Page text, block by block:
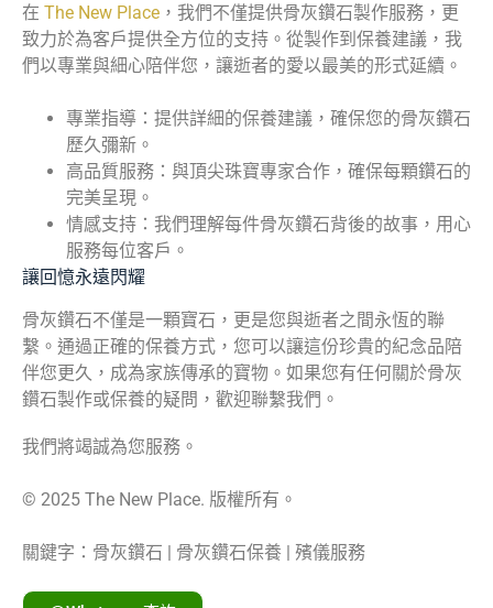
在 The New Place ，我們不僅提供骨灰鑽石製作服務，更
致力於為客戶提供全方位的支持。從製作到保養建議，我
們以專業與細心陪伴您，讓逝者的愛以最美的形式延續。
專業指導：提供詳細的保養建議，確保您的骨灰鑽石
歷久彌新。
高品質服務：與頂尖珠寶專家合作，確保每顆鑽石的
完美呈現。
情感支持：我們理解每件骨灰鑽石背後的故事，用心
服務每位客戶。
讓回憶永遠閃耀
骨灰鑽石不僅是一顆寶石，更是您與逝者之間永恆的聯
繫。通過正確的保養方式，您可以讓這份珍貴的紀念品陪
伴您更久，成為家族傳承的寶物。如果您有任何關於骨灰
鑽石製作或保養的疑問，歡迎聯繫我們。
我們將竭誠為您服務。
© 2025 The New Place. 版權所有。
關鍵字：骨灰鑽石 | 骨灰鑽石保養 | 殯儀服務